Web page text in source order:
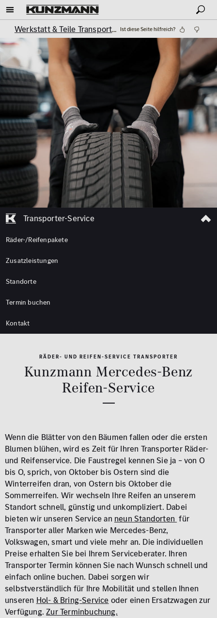
Werkstatt & Teile Transporter Reifenservice Transporter
Ist diese Seite hilfreich?
Transporter-Service
Räder-/Reifenpakete
Zusatzleistungen
Standorte
Termin buchen
Kontakt
RÄDER- UND REIFEN-SERVICE TRANSPORTER
Kunzmann Mercedes-Benz
Reifen-Service
Wenn die Blätter von den Bäumen fallen oder die ersten
Blumen blühen, wird es Zeit für Ihren Transporter Räder-
und Reifenservice. Die Faustregel kennen Sie ja – von O
bis O, sprich, von Oktober bis Ostern sind die
Winterreifen dran, von Ostern bis Oktober die
Sommerreifen. Wir wechseln Ihre Reifen an unserem
Standort schnell, günstig und unkompliziert. Dabei
bieten wir unseren Service an neun Standorten für
Transporter aller Marken wie Mercedes-Benz,
Volkswagen, smart und viele mehr an. Die individuellen
Preise erhalten Sie bei Ihrem Serviceberater. Ihren
Transporter Termin können Sie nach Wunsch schnell und
einfach online buchen. Dabei sorgen wir
selbstverständlich für Ihre Mobilität und stellen Ihnen
unseren Hol- & Bring-Service oder einen Ersatzwagen zur
Verfügung.Zur Terminbuchung.